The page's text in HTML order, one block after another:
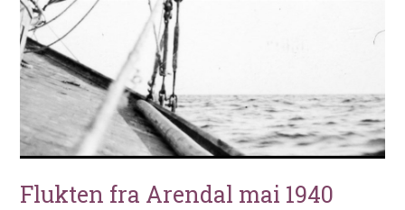
Flukten fra Arendal mai 1940